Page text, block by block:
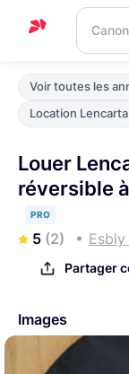
Accueil
Support
Nous
contacter
Voir toutes les
Location Lencarta
Louer
réversible
PRO
5 (2)
Partager
Images